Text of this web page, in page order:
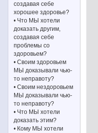
создавая себе
хорошее здоровье?
• Что МЫ хотели
доказать другим,
создавая себе
проблемы со
здоровьем?
• Своим здоровьем
МЫ доказывали чью-
то неправоту?
• Своим нездоровьем
МЫ доказывали чью-
то неправоту?
• Что МЫ хотели
доказать этим?
• Кому МЫ хотели